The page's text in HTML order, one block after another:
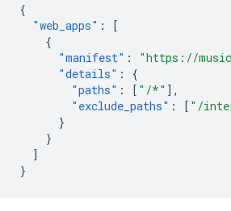
{
"web_apps" :
[
{
"manifest" :
"https://
"details" :
{
"paths" : [ "/*" ],
"exclude_paths" : [ "/
}
}
]
}